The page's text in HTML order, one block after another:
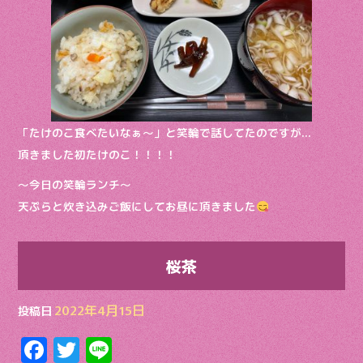
o
k
「たけのこ食べたいなぁ〜」と笑輪で話してたのですが…
頂きました初たけのこ！！！！
〜今日の笑輪ランチ〜
天ぷらと炊き込みご飯にしてお昼に頂きました
桜茶
投稿日 2022年4月15日
F T Li